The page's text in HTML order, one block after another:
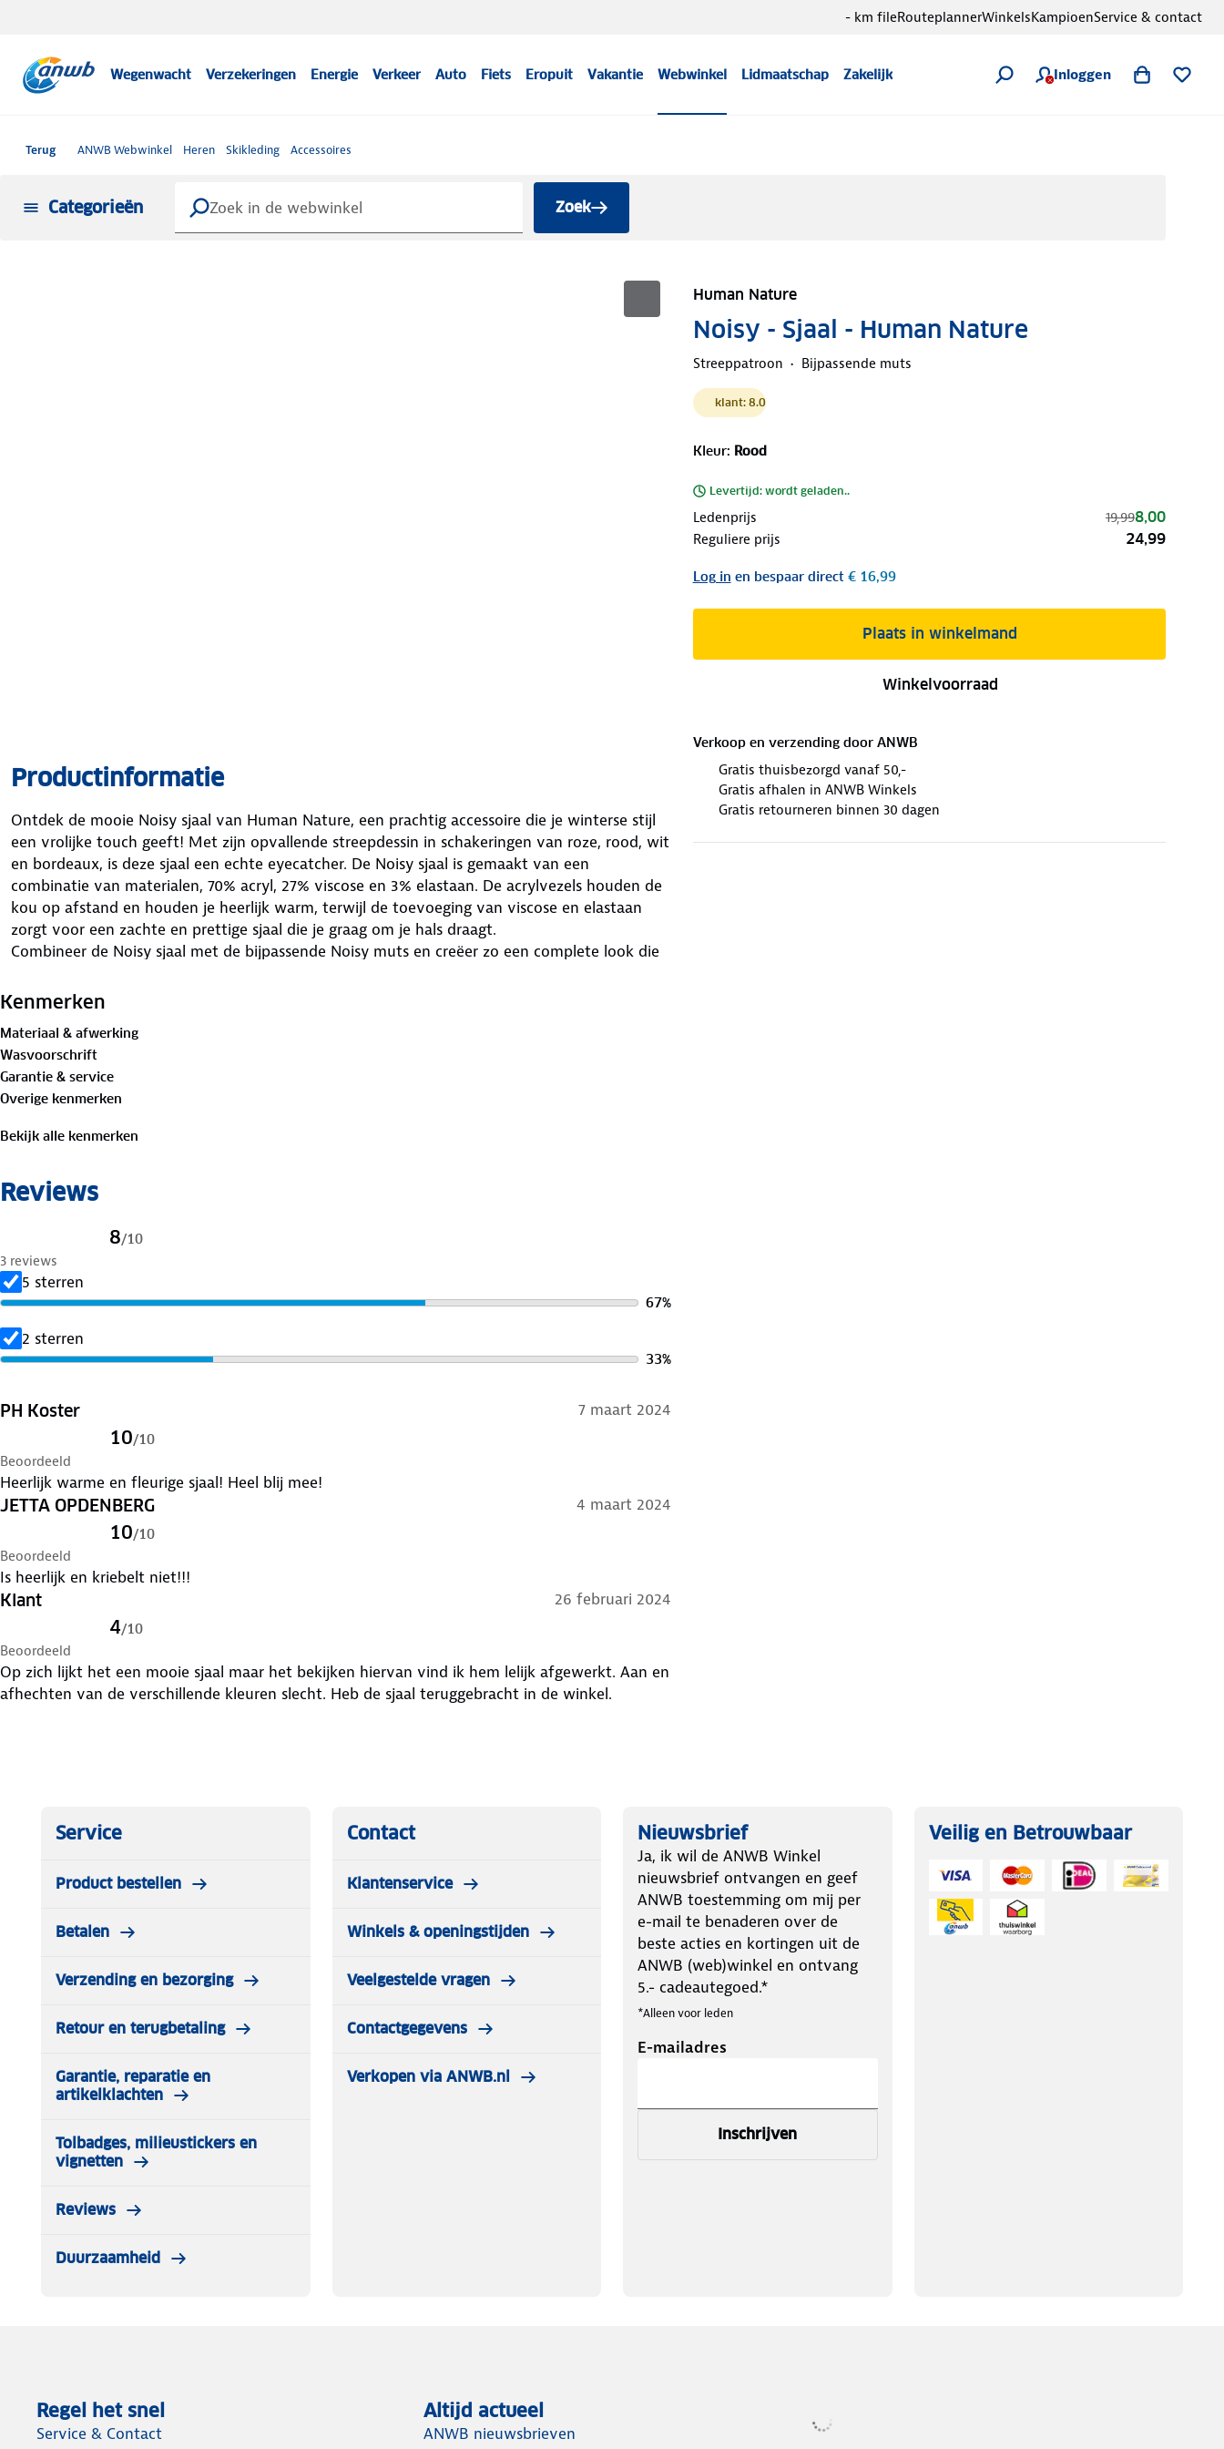
Wegenwacht Verzekeringen Energie Verkeer Auto Fiets Eropuit Vakantie Webwinkel Lidmaatschap Zakelijk Inloggen
- km fileRouteplannerWinkelsKampioenService & contact
Terug ANWB Webwinkel Heren Skikleding Accessoires
Categorieën Zoek
Human Nature
Noisy - Sjaal - Human Nature
Streeppatroon Bijpassende muts
klant: 8.0
Kleur: Rood
Levertijd: wordt geladen..
Ledenprijs 19,998,00
Reguliere prijs 24,99
Log in en bespaar direct€ 16,99
Plaats in winkelmand
Winkelvoorraad
Verkoop en verzending door ANWB
Gratis thuisbezorgd vanaf 50,-
Gratis afhalen in ANWB Winkels
Gratis retourneren binnen 30 dagen
Productinformatie
Ontdek de mooie Noisy sjaal van Human Nature, een prachtig accessoire die je winterse stijl
een vrolijke touch geeft! Met zijn opvallende streepdessin in schakeringen van roze, rood, wit
en bordeaux, is deze sjaal een echte eyecatcher. De Noisy sjaal is gemaakt van een
combinatie van materialen, 70% acryl, 27% viscose en 3% elastaan. De acrylvezels houden de
kou op afstand en houden je heerlijk warm, terwijl de toevoeging van viscose en elastaan
zorgt voor een zachte en prettige sjaal die je graag om je hals draagt.
Combineer de Noisy sjaal met de bijpassende Noisy muts en creëer zo een complete look die
sjaal ben je verzekerd van warmte, stijl en een vleugje vrolijkheid. Laat jezelf stralen in de
wintergarderobe tot leven brengt en je een gevoel van knusse elegantie geeft!
Kenmerken
Materiaal & afwerking
Wasvoorschrift
Garantie & service
Overige kenmerken
Bekijk alle kenmerken
Reviews
8/10
3 reviews
5 sterren
67%
2 sterren
33%
PH Koster 7 maart 2024
10/10
Beoordeeld
Heerlijk warme en fleurige sjaal! Heel blij mee!
JETTA OPDENBERG 4 maart 2024
10/10
Beoordeeld
Is heerlijk en kriebelt niet!!!
Klant 26 februari 2024
4/10
Beoordeeld
Op zich lijkt het een mooie sjaal maar het bekijken hiervan vind ik hem lelijk afgewerkt. Aan en
afhechten van de verschillende kleuren slecht. Heb de sjaal teruggebracht in de winkel.
Service
Product bestellen
Betalen
Verzending en bezorging
Retour en terugbetaling
Garantie, reparatie en
artikelklachten
Tolbadges, milieustickers en
vignetten
Reviews
Duurzaamheid
Contact
Klantenservice
Winkels & openingstijden
Veelgestelde vragen
Contactgegevens
Verkopen via ANWB.nl
Nieuwsbrief
Ja, ik wil de ANWB Winkel
nieuwsbrief ontvangen en geef
ANWB toestemming om mij per
e-mail te benaderen over de
beste acties en kortingen uit de
ANWB (web)winkel en ontvang
5.- cadeautegoed.*
*Alleen voor leden
E-mailadres
Inschrijven
Veilig en Betrouwbaar
Regel het snel
Service & Contact
Altijd actueel
ANWB nieuwsbrieven